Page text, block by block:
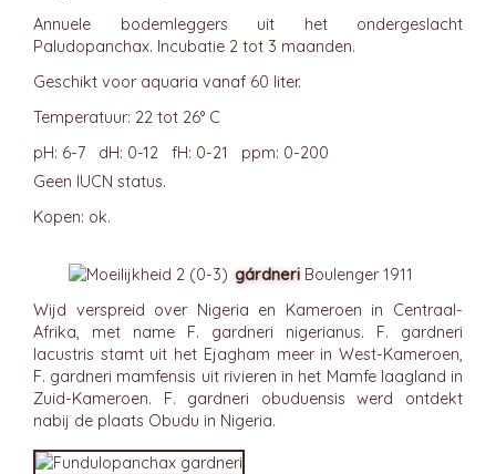
Annuele bodemleggers uit het ondergeslacht
Paludopanchax. Incubatie 2 tot 3 maanden.
Geschikt voor aquaria vanaf 60 liter.
Temperatuur: 22 tot 26° C
pH: 6-7 dH: 0-12 fH: 0-21 ppm: 0-200
Geen IUCN status.
Kopen: ok.
gárdneri Boulenger 1911
Wijd verspreid over Nigeria en Kameroen in Centraal-
Afrika, met name F. gardneri nigerianus. F. gardneri
lacustris stamt uit het Ejagham meer in West-Kameroen,
F. gardneri mamfensis uit rivieren in het Mamfe laagland in
Zuid-Kameroen. F. gardneri obuduensis werd ontdekt
nabij de plaats Obudu in Nigeria.